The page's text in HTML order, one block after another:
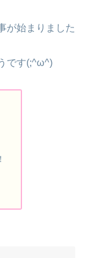
が始まりました
です(;^ω^)